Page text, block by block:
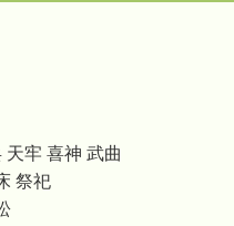
天牢 喜神 武曲
祭祀